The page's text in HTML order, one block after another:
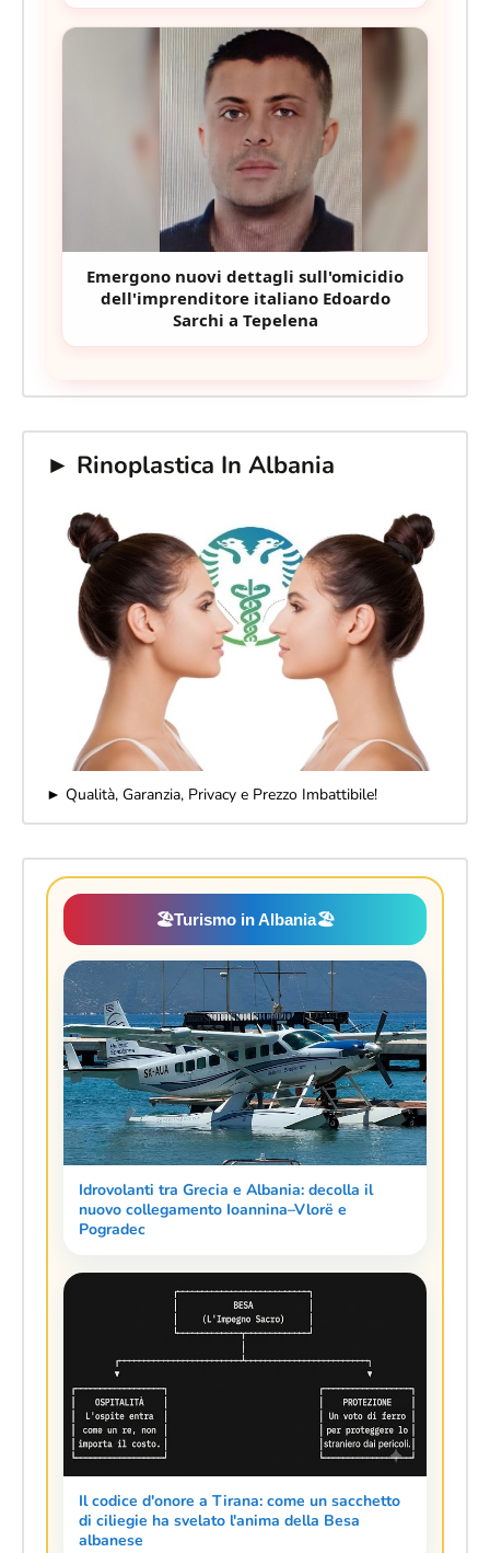
Emergono nuovi dettagli sull'omicidio
dell'imprenditore italiano Edoardo
Sarchi a Tepelena
► Rinoplastica In Albania
► Qualità, Garanzia, Privacy e Prezzo Imbattibile!
🏖️Turismo in Albania🏖️
Idrovolanti tra Grecia e Albania: decolla il
nuovo collegamento Ioannina–Vlorë e
Pogradec
Il codice d'onore a Tirana: come un sacchetto
di ciliegie ha svelato l'anima della Besa
albanese